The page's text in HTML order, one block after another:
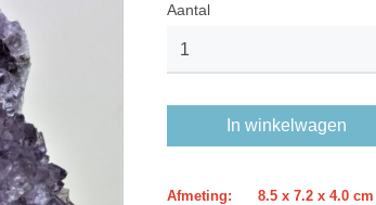
Aantal
In winkelwagen
Afmeting: 8.5 x 7.2 x 4.0 cm